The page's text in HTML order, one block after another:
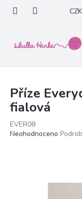
obsah
CZK
Příze
fialová
EVER08
Průměrné
Neohodnoceno